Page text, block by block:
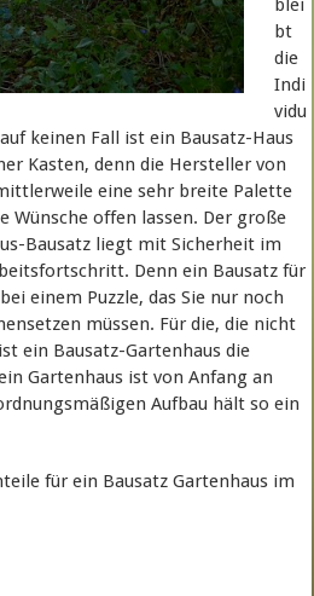
blei
bt
die
Indi
vidu
keinen Fall ist ein Bausatz-Haus
Kasten, denn die Hersteller von
eine sehr breite Palette
Wünsche offen lassen. Der große
Bausatz liegt mit Sicherheit im
Denn ein Bausatz für
einem Puzzle, das Sie nur noch
müssen. Für die, die nicht
ein Bausatz-Gartenhaus die
Gartenhaus ist von Anfang an
Aufbau hält so ein
für ein Bausatz Gartenhaus im